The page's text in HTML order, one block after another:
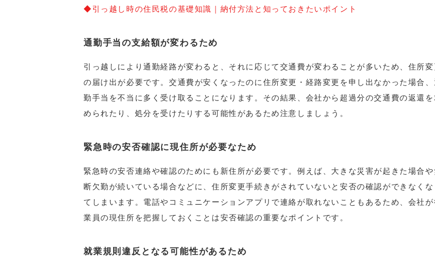
◆引っ越し時の住民税の基礎知識｜納付方法と知っておきたいポイント
通勤手当の支給額が変わるため
引っ越しにより通勤経路が変わると、それに応じて交通費が変わることが多いため、住所
の届け出が必要です。交通費が安くなったのに住所変更・経路変更を申し出なかった場合
勤手当を不当に多く受け取ることになります。その結果、会社から超過分の交通費の返還
められたり、処分を受けたりする可能性があるため注意しましょう。
緊急時の安否確認に現住所が必要なため
緊急時の安否連絡や確認のためにも新住所が必要です。例えば、大きな災害が起きた場合
断欠勤が続いている場合などに、住所変更手続きがされていないと安否の確認ができなく
てしまいます。電話やコミュニケーションアプリで連絡が取れないこともあるため、会社
業員の現住所を把握しておくことは安否確認の重要なポイントです。
就業規則違反となる可能性があるため